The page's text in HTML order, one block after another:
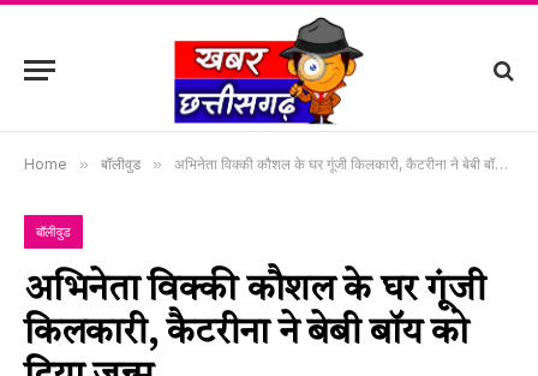
Home » बॉलीवुड » अभिनेता विक्की कौशल के घर गूंजी किलकारी, कैटरीना ने बेबी बॉय को दिया जन्म
बॉलीवुड
अभिनेता विक्की कौशल के घर गूंजी
किलकारी, कैटरीना ने बेबी बॉय को